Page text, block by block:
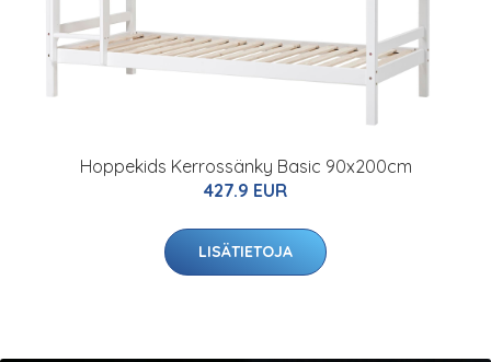
Hoppekids Kerrossänky Basic 90x200cm
427.9 EUR
LISÄTIETOJA